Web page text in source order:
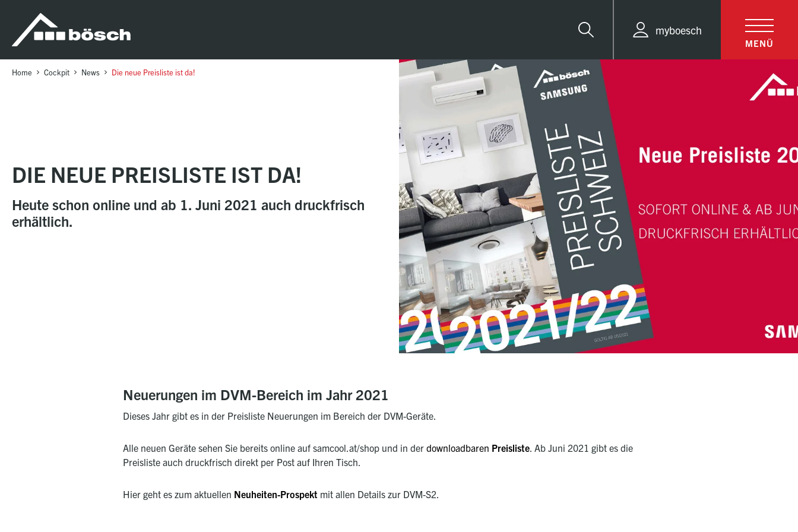
sr.skip-to.main-content
sr.skip-to.table-of-contents
sr.skip-to.main-navigation
Suche
myboesch
MENÜ
Home Cockpit News Die neue Preisliste ist da!
DIE NEUE PREISLISTE IST DA!
Heute schon online und ab 1. Juni 2021 auch druckfrisch
erhältlich.
Neuerungen im DVM-Bereich im Jahr 2021
Dieses Jahr gibt es in der Preisliste Neuerungen im Bereich der DVM-Geräte.
Alle neuen Geräte sehen Sie bereits online auf samcool.at/shop und in der downloadbaren Preisliste. Ab Juni 2021 gibt es die
Preisliste auch druckfrisch direkt per Post auf Ihren Tisch.
Hier geht es zum aktuellen Neuheiten-Prospekt mit allen Details zur DVM-S2.